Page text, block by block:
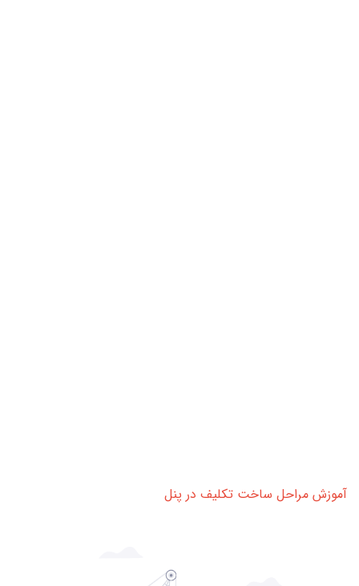
آموزش مراحل ساخت تکلیف در پنل